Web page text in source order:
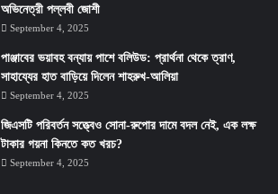
অভিনেত্রী পল্লবী জোশী
September 4, 2025
পাঞ্জাবের ভয়াবহ বন্যায় পাশে বলিউড: প্রার্থনা থেকে ত্রাণ,
সাহায্যের হাত বাড়িয়ে দিলেন শাহরুখ-আলিয়া
September 4, 2025
জিএসটি পরিবর্তন সত্ত্বেও সোনা-রুপোর দামে বদল নেই, এক লক্ষ
টাকার গয়না কিনতে কত খরচ?
September 4, 2025